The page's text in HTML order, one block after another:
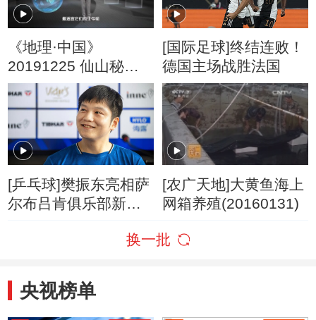
《地理·中国》
20191225 仙山秘境·
百花岭寻奇
[国际足球]终结连败！
德国主场战胜法国
[乒乓球]樊振东亮相萨
尔布吕肯俱乐部新赛
[农广天地]大黄鱼海上
网箱养殖(20160131)
换一批
央视榜单